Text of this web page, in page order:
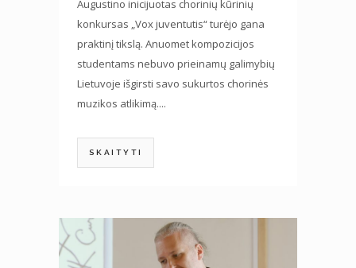
Augustino inicijuotas chorinių kūrinių
konkursas „Vox juventutis“ turėjo gana
praktinį tikslą. Anuomet kompozicijos
studentams nebuvo prieinamų galimybių
Lietuvoje išgirsti savo sukurtos chorinės
muzikos atlikimą....
SKAITYTI